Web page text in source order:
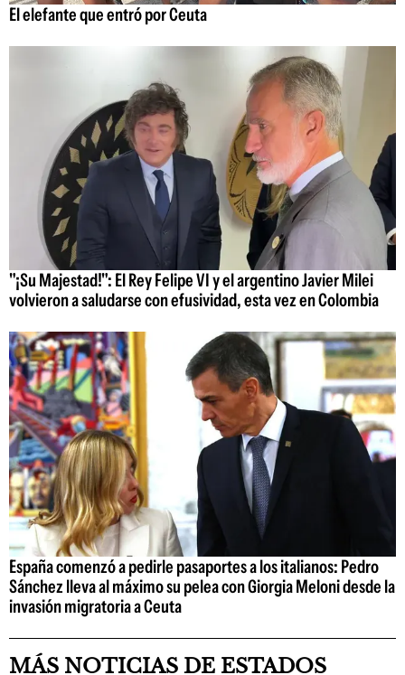
El elefante que entró por Ceuta
"¡Su Majestad!": El Rey Felipe VI y el argentino Javier Milei
volvieron a saludarse con efusividad, esta vez en Colombia
España comenzó a pedirle pasaportes a los italianos: Pedro
Sánchez lleva al máximo su pelea con Giorgia Meloni desde la
invasión migratoria a Ceuta
MÁS NOTICIAS DE ESTADOS